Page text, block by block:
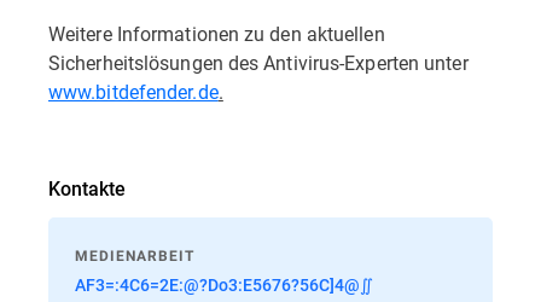
Weitere Informationen zu den aktuellen
Sicherheitslösungen des Antivirus-Experten unter
www.bitdefender.de.
Kontakte
MEDIENARBEIT
AF3=:4C6=2E:@?Do3:E5676?56C]4@∬